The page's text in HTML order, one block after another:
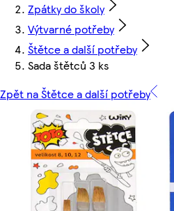
Zpátky do školy
Výtvarné potřeby
Štětce a další potřeby
Sada štětců 3 ks
Zpět na Štětce a další potřeby